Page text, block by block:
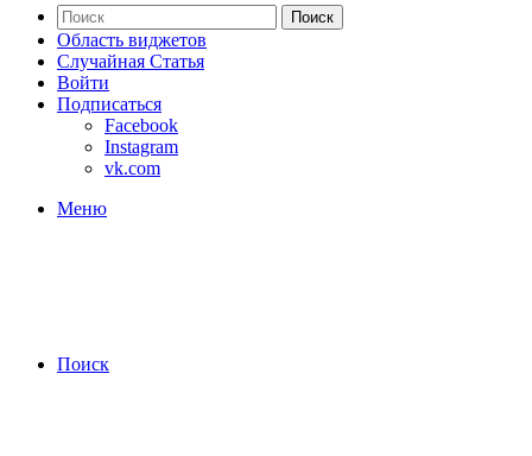
Поиск
Область виджетов
Случайная Статья
Войти
Подписаться
Facebook
Instagram
vk.com
Меню
Поиск